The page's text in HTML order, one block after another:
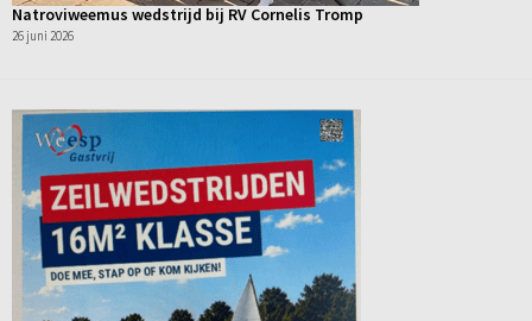
Natroviweemus wedstrijd bij RV Cornelis Tromp
26 juni 2026